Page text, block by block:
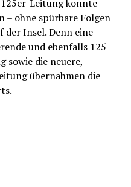
Leitung konnte
– ohne spürbare Folgen
der Insel. Denn eine
und ebenfalls 125
sowie die neuere,
übernahmen die